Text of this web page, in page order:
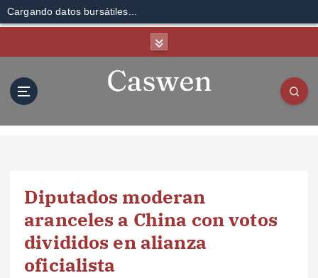
Cargando datos bursátiles...
Diputados moderan
aranceles a China con votos
divididos en alianza
oficialista